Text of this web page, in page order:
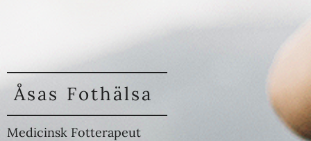
Åsas Fothälsa
Medicinsk Fotterapeut